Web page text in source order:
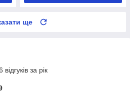
ще
за рік